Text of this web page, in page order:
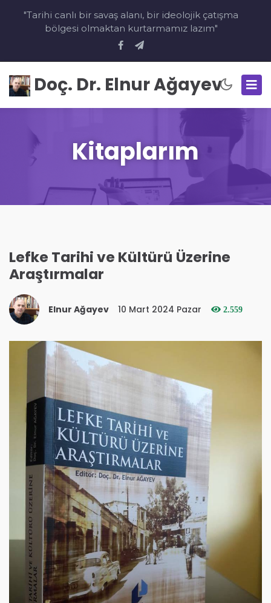
"Tarihi canlı bir savaş alanı, bir ideolojik çatışma
bölgesi olmaktan kurtarmamız lazım"
Doç. Dr. Elnur Ağayev
Kitaplarım
Lefke Tarihi ve Kültürü Üzerine
Araştırmalar
Elnur Ağayev 10 Mart 2024 Pazar 2.559